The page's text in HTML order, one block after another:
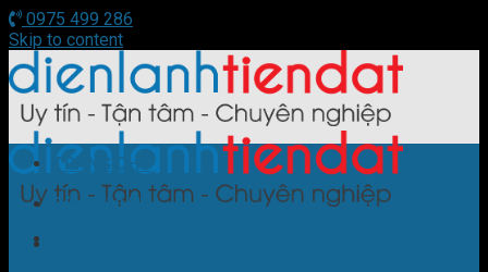
0975 499 286
Skip to content
TRANG CHỦ
Sửa Điều Hòa